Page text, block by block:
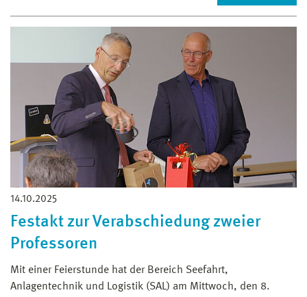
14.10.2025
Festakt zur Verabschiedung zweier
Professoren
Mit einer Feierstunde hat der Bereich Seefahrt,
Anlagentechnik und Logistik (SAL) am Mittwoch, den 8.